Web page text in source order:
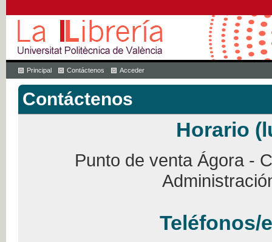
Principal Contáctenos Acceder
Contáctenos
Horario
Punto de venta Ágora -
Teléfonos/